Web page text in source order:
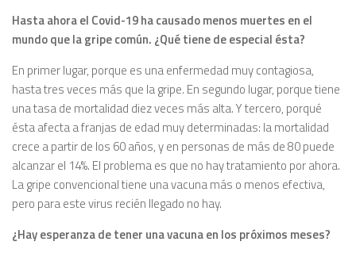
Hasta ahora el Covid-19 ha causado menos muertes en el
mundo que la gripe común. ¿Qué tiene de especial ésta?
En primer lugar, porque es una enfermedad muy contagiosa,
hasta tres veces más que la gripe. En segundo lugar, porque tiene
una tasa de mortalidad diez veces más alta. Y tercero, porqué
ésta afecta a franjas de edad muy determinadas: la mortalidad
crece a partir de los 60 años, y en personas de más de 80 puede
alcanzar el 14%. El problema es que no hay tratamiento por ahora.
La gripe convencional tiene una vacuna más o menos efectiva,
pero para este virus recién llegado no hay.
¿Hay esperanza de tener una vacuna en los próximos meses?